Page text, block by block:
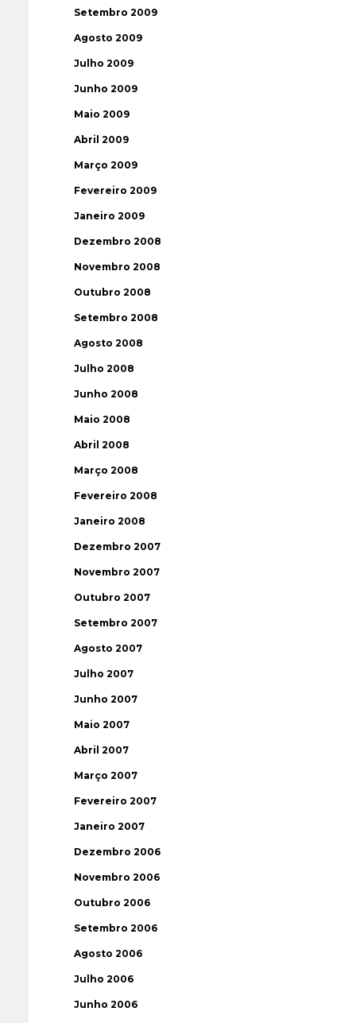
Setembro 2009
Agosto 2009
Julho 2009
Junho 2009
Maio 2009
Abril 2009
Março 2009
Fevereiro 2009
Janeiro 2009
Dezembro 2008
Novembro 2008
Outubro 2008
Setembro 2008
Agosto 2008
Julho 2008
Junho 2008
Maio 2008
Abril 2008
Março 2008
Fevereiro 2008
Janeiro 2008
Dezembro 2007
Novembro 2007
Outubro 2007
Setembro 2007
Agosto 2007
Julho 2007
Junho 2007
Maio 2007
Abril 2007
Março 2007
Fevereiro 2007
Janeiro 2007
Dezembro 2006
Novembro 2006
Outubro 2006
Setembro 2006
Agosto 2006
Julho 2006
Junho 2006